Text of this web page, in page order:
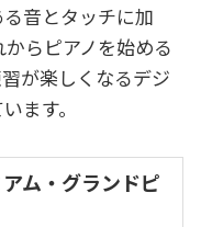
音とタッチに加
らピアノを始める
が楽しくなるデジ
ます。
ム・グランドピ